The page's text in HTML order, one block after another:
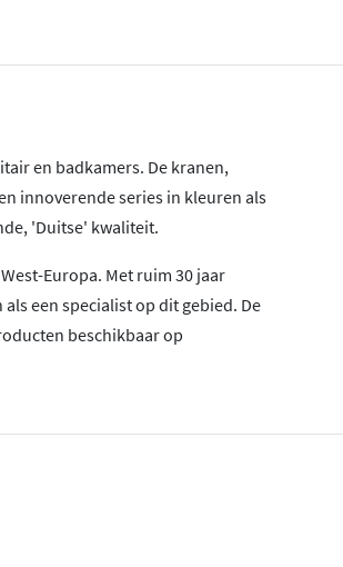
en badkamers. De kranen,
innoverende series in kleuren als
'Duitse' kwaliteit.
Europa. Met ruim 30 jaar
een specialist op dit gebied. De
beschikbaar op